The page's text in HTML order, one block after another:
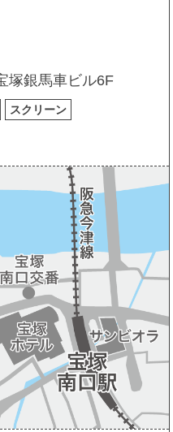
塚銀馬車ビル6F
スクリーン